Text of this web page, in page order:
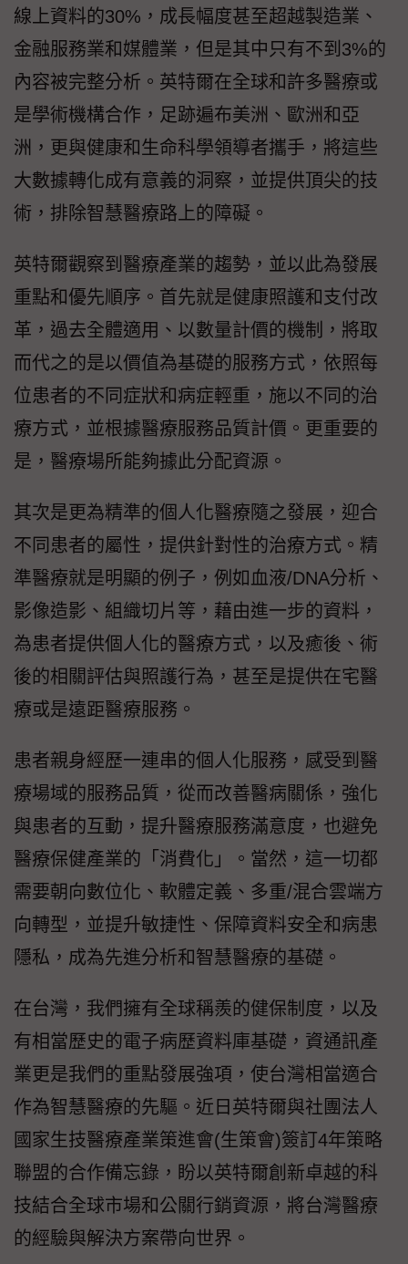
線上資料的30%，成長幅度甚至超越製造業、
金融服務業和媒體業，但是其中只有不到3%的
內容被完整分析。英特爾在全球和許多醫療或
是學術機構合作，足跡遍布美洲、歐洲和亞
洲，更與健康和生命科學領導者攜手，將這些
大數據轉化成有意義的洞察，並提供頂尖的技
術，排除智慧醫療路上的障礙。
英特爾觀察到醫療產業的趨勢，並以此為發展
重點和優先順序。首先就是健康照護和支付改
革，過去全體適用、以數量計價的機制，將取
而代之的是以價值為基礎的服務方式，依照每
位患者的不同症狀和病症輕重，施以不同的治
療方式，並根據醫療服務品質計價。更重要的
是，醫療場所能夠據此分配資源。
其次是更為精準的個人化醫療隨之發展，迎合
不同患者的屬性，提供針對性的治療方式。精
準醫療就是明顯的例子，例如血液/DNA分析、
影像造影、組織切片等，藉由進一步的資料，
為患者提供個人化的醫療方式，以及癒後、術
後的相關評估與照護行為，甚至是提供在宅醫
療或是遠距醫療服務。
患者親身經歷一連串的個人化服務，感受到醫
療場域的服務品質，從而改善醫病關係，強化
與患者的互動，提升醫療服務滿意度，也避免
醫療保健產業的「消費化」。當然，這一切都
需要朝向數位化、軟體定義、多重/混合雲端方
向轉型，並提升敏捷性、保障資料安全和病患
隱私，成為先進分析和智慧醫療的基礎。
在台灣，我們擁有全球稱羨的健保制度，以及
有相當歷史的電子病歷資料庫基礎，資通訊產
業更是我們的重點發展強項，使台灣相當適合
作為智慧醫療的先驅。近日英特爾與社團法人
國家生技醫療產業策進會(生策會)簽訂4年策略
聯盟的合作備忘錄，盼以英特爾創新卓越的科
技結合全球市場和公關行銷資源，將台灣醫療
的經驗與解決方案帶向世界。